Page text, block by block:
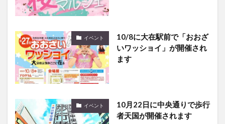
イベント
10/8に大在駅前で「おおざ
いワッショイ」が開催され
ます
イベント
10月22日に中央通りで歩行
者天国が開催されます